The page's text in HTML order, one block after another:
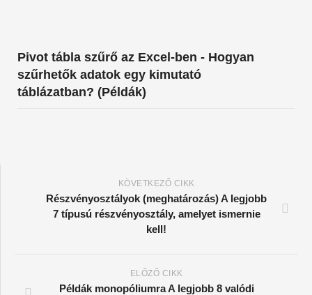
Pivot tábla szűrő az Excel-ben - Hogyan
szűrhetők adatok egy kimutató
táblázatban? (Példák)
KÖVETKEZŐ CIKK
Részvényosztályok (meghatározás) A legjobb
7 típusú részvényosztály, amelyet ismernie
kell!
ELŐZŐ CIKK
Példák monopóliumra A legjobb 8 valódi